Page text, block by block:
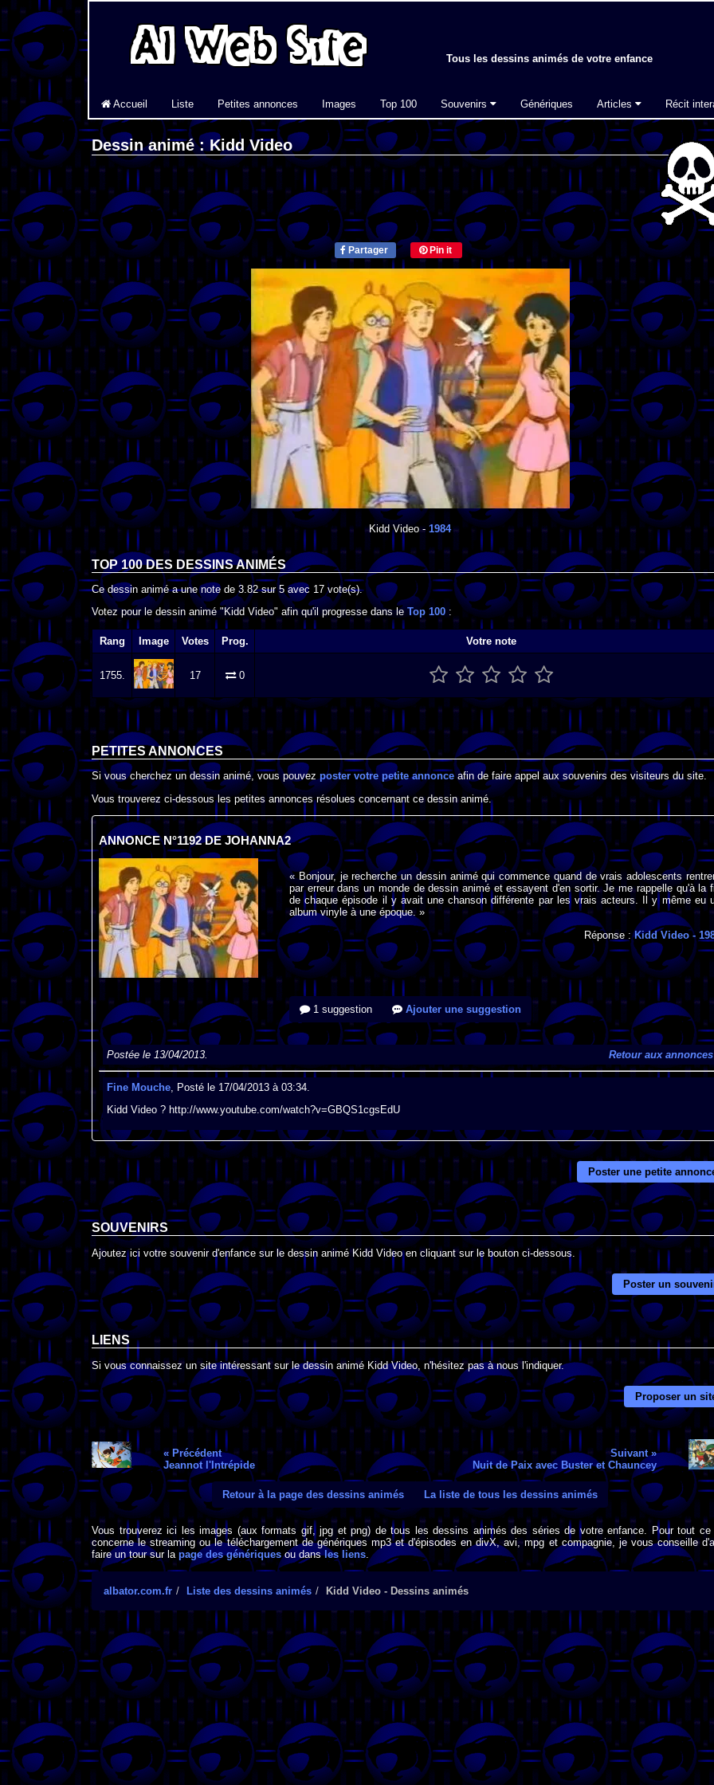
Tous les dessins animés de votre enfance
Accueil Liste Petites annonces Images Top 100 Souvenirs Génériques Articles Récit
Dessin animé : Kidd Video
Partager Pin it
Kidd Video- 1984
TOP 100 DES DESSINS ANIMÉS
Ce dessin animé a une note de 3.82sur5 avec 17 vote(s).
Votez pour le dessin animé "Kidd Video" afin qu'il progresse dans leTop 100 :
Rang Image Votes Prog. Votre note
1755. 17 0
PETITES ANNONCES
Si vous cherchez un dessin animé, vous pouvezposter votre petite annonceafin de faire appel aux souvenirs des visiteurs du site.
Vous trouverez ci-dessous les petites annonces résolues concernant ce dessin animé.
ANNONCE N°1192 DE JOHANNA2
« Bonjour, je recherche un dessin animé qui commence quand de vrais adolescents
par erreur dans un monde de dessin animé et essayent d'en sortir. Je me rappelle qu'à la
de chaque épisode il y avait une chanson différente par les vrais acteurs. Il y même eu
album vinyle à une époque. »
Réponse :Kidd Video-
1 suggestion Ajouter une suggestion
Postée le 13/04/2013. Retour aux annonces
Fine Mouche, Posté le 17/04/2013 à 03:34.
Kidd Video ? http://www.youtube.com/watch?v=GBQS1cgsEdU
Poster une petite
SOUVENIRS
Ajoutez ici votre souvenir d'enfance sur le dessin animé Kidd Video en cliquant sur le bouton ci-dessous.
Poster un
LIENS
Si vous connaissez un site intéressant sur le dessin animé Kidd Video, n'hésitez pas à nous l'indiquer.
Proposer un
« Précédent
Jeannot l'Intrépide
Suivant »
Nuit de Paix avec Buster et Chauncey
Retour à la page des dessins animés La liste de tous les dessins animés
Vous trouverez ici les images (aux formats gif, jpg et png) de tous les dessins animés des séries de votre enfance. Pour tout ce
concerne le streaming ou le téléchargement de génériques mp3 et d'épisodes en divX, avi, mpg et compagnie, je vous conseille
faire un tour sur la page des génériquesou dansles liens.
albator.com.fr Liste des dessins animés Kidd Video - Dessins animés